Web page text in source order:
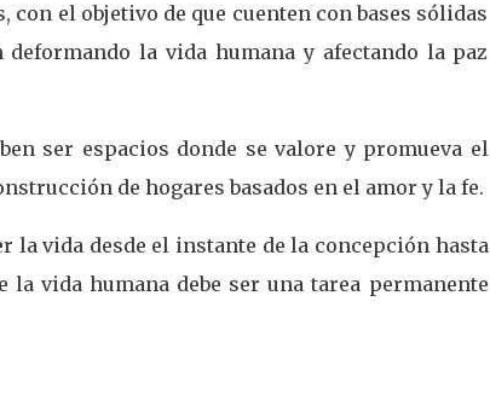
el objetivo de que cuenten con bases sólidas
la vida humana y afectando la paz
ser espacios donde se valore y promueva el
de hogares basados en el amor y la fe.
la vida desde el instante de la concepción hasta
vida humana debe ser una tarea permanente